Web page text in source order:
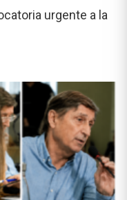
urgente a la